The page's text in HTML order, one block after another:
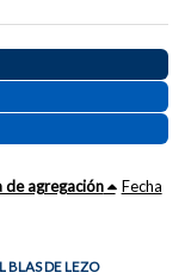
de agregación Fecha
BLAS DE LEZO